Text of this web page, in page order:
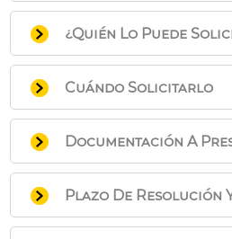
¿Quién Lo Puede
Las personas
efectuado un pago
excesivo o erróneo y
que no hayan
municipal,
domiciliación bancaria
tiempo y forma.
Cuándo Solicitarlo
Antes del transcurso
desde que se realizó
mismo prescribe
devolución.
Documentación A
Impreso de
descargar en el
de esta misma
Plazo De Resolución
Recursos que pueden